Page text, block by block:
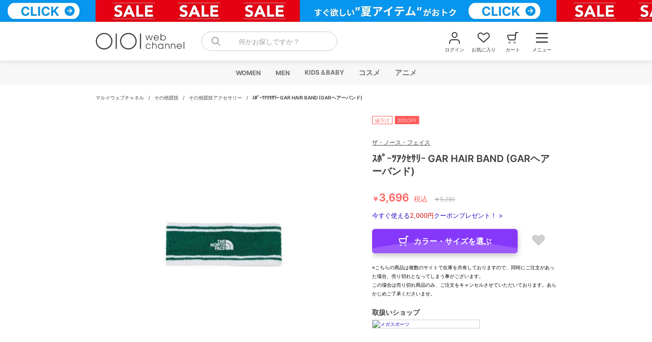
テ
何かお探しですか？
ログイン お気に入り カート メニュー
WOMEN MEN KIDS＆BABY コスメ アニメ
マルイウェブチャネル / その他競技 / その他競技アクセサリー / ｽﾎﾟｰﾂｱｸｾｻﾘｰ GAR HAIR BAND (GARヘアーバンド)
値下げ 30%OFF
ザ・ノース・フェイス
ｽﾎﾟｰﾂｱｸｾｻﾘｰ GAR HAIR BAND (GARヘア
ーバンド)
￥3,696 税込 ￥5,280
今すぐ使える2,000円クーポンプレゼント！ >
カラー・サイズを選ぶ
※こちらの商品は複数のサイトで在庫を共有しておりますので、同時にご注文があっ
た場合、売り切れとなってしまう事がございます。
この場合は売り切れ商品のみ、ご注文をキャンセルさせていただいております。あら
かじめご了承くださいませ。
取扱いショップ